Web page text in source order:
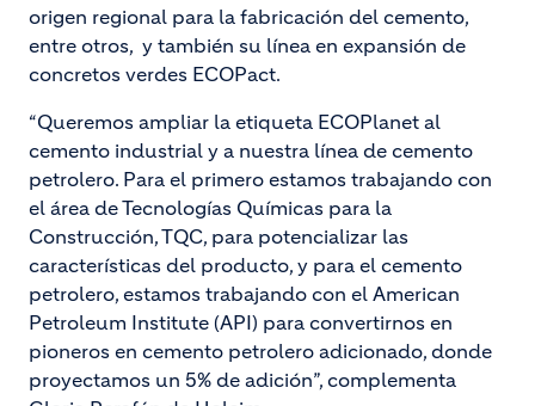
origen regional para la fabricación del cemento,
entre otros, y también su línea en expansión de
concretos verdes ECOPact.
“Queremos ampliar la etiqueta ECOPlanet al
cemento industrial y a nuestra línea de cemento
petrolero. Para el primero estamos trabajando con
el área de Tecnologías Químicas para la
Construcción, TQC, para potencializar las
características del producto, y para el cemento
petrolero, estamos trabajando con el American
Petroleum Institute (API) para convertirnos en
pioneros en cemento petrolero adicionado, donde
proyectamos un 5% de adición”, complementa